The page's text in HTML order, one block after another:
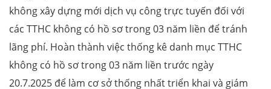
không xây dựng mới dịch vụ công trực tuyến đối với
các TTHC không có hồ sơ trong 03 năm liền để tránh
lãng phí. Hoàn thành việc thống kê danh mục TTHC
không có hồ sơ trong 03 năm liền trước ngày
20.7.2025 để làm cơ sở thống nhất triển khai và giám